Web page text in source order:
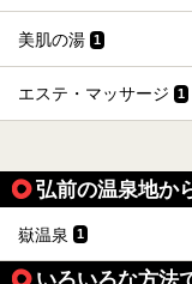
美肌の湯 1
エステ・マッサージ 1
弘前の温泉地か
嶽温泉 1